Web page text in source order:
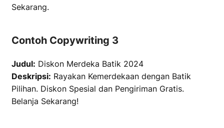
Sekarang.
Contoh Copywriting 3
Judul: Diskon Merdeka Batik 2024
Deskripsi: Rayakan Kemerdekaan dengan Batik
Pilihan. Diskon Spesial dan Pengiriman Gratis.
Belanja Sekarang!